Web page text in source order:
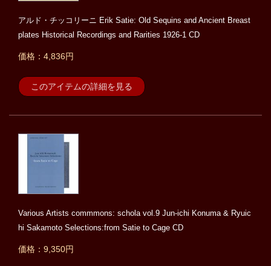
アルド・チッコリーニ Erik Satie: Old Sequins and Ancient Breast
plates Historical Recordings and Rarities 1926-1 CD
価格：4,836円
このアイテムの詳細を見る
Various Artists commmons: schola vol.9 Jun-ichi Konuma & Ryuic
hi Sakamoto Selections:from Satie to Cage CD
価格：9,350円